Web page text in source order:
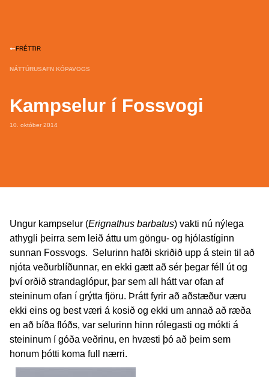
FRÉTTIR
NÁTTÚRUSAFN KÓPAVOGS
Kampselur í Fossvogi
10. október 2014
Ungur kampselur (Erignathus barbatus) vakti nú nýlega
athygli þeirra sem leið áttu um göngu- og hjólastíginn
sunnan Fossvogs. Selurinn hafði skriðið upp á stein til að
njóta veðurblíðunnar, en ekki gætt að sér þegar féll út og
því orðið strandaglópur, þar sem all hátt var ofan af
steininum ofan í grýtta fjöru. Þrátt fyrir að aðstæður væru
ekki eins og best væri á kosið og ekki um annað að ræða
en að bíða flóðs, var selurinn hinn rólegasti og mókti á
steininum í góða veðrinu, en hvæsti þó að þeim sem
honum þótti koma full nærri.